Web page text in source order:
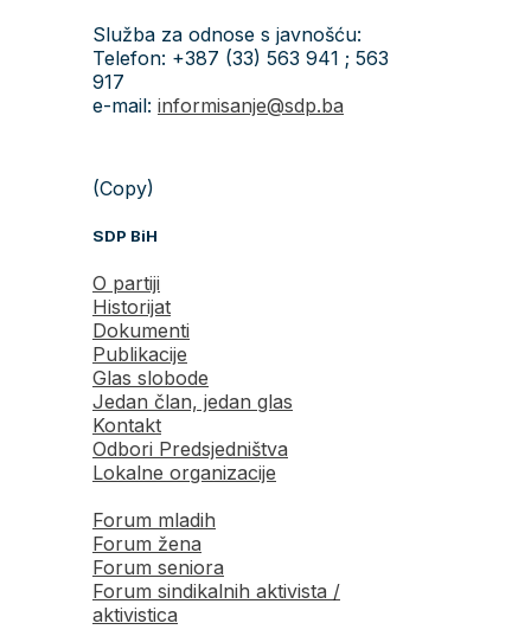
Služba za odnose s javnošću:
Telefon: +387 (33) 563 941 ; 563
917
e-mail: informisanje@sdp.ba
(Copy)
SDP BiH
O partiji
Historijat
Dokumenti
Publikacije
Glas slobode
Jedan član, jedan glas
Kontakt
Odbori Predsjedništva
Lokalne organizacije
Forum mladih
Forum žena
Forum seniora
Forum sindikalnih aktivista /
aktivistica